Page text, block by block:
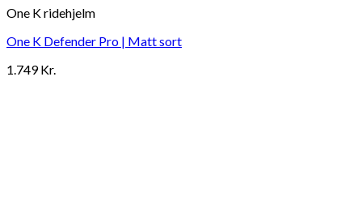
One K ridehjelm
One K Defender Pro | Matt sort
1.749Kr.